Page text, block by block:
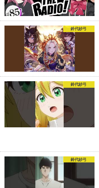
鈴代紗弓
鈴代紗弓
鈴代紗弓